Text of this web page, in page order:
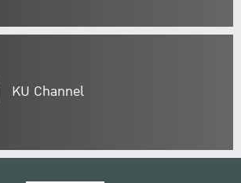
KU Channel